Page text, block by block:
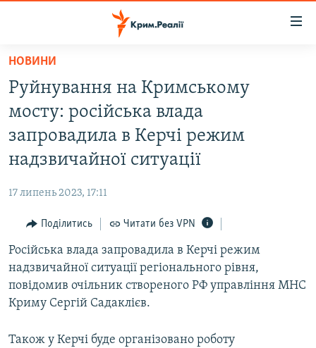
Перейти
основного
матеріалу
до
основної
Перейти
пошуку
ВОДА.КРИМ
ВІДЕО ТА ФОТО
ІНТЕРВ'Ю
ВСЕ ЗА ДЕНЬ
СПЕЦПРОЕКТИ
ДЕПОРТАЦІЯ
ЯК ОБІЙТИ БЛОКУВАННЯ
Русский
НОВИНИ
Руйнування на Кримському
мосту: російська влада
запровадила в Керчі режим
надзвичайної ситуації
17 липень 2023, 17:11
Поділитись Читати без VPN
Російська влада запровадила в Керчі режим
надзвичайної ситуації регіонального рівня,
повідомив очільник створеного РФ управління МНС
Криму Сергій Садаклієв.
Також у Керчі буде організовано роботу